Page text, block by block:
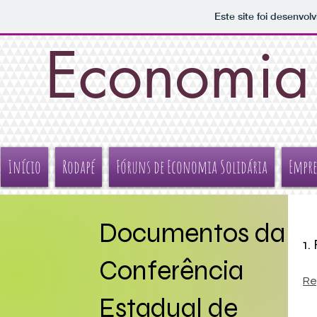
Este site foi
Início Rodapé Fóruns de Economia Solidária
Documentos da
Conferência
Estadual de